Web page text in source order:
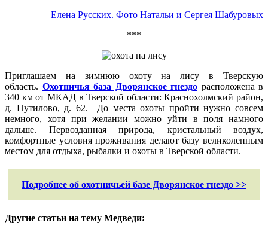
Елена Русских. Фото Натальи и Сергея Шабуровых
***
Приглашаем на зимнюю охоту на лису в Тверскую
область. Охотничья база Дворянское гнездо расположена в
340 км от МКАД в Тверской области: Краснохолмский район,
д. Путилово, д. 62. До места охоты пройти нужно совсем
немного, хотя при желании можно уйти в поля намного
дальше. Первозданная природа, кристальный воздух,
комфортные условия проживания делают базу великолепным
местом для отдыха, рыбалки и охоты в Тверской области.
Подробнее об охотничьей базе Дворянское гнездо >>
Другие статьи на тему Медведи: